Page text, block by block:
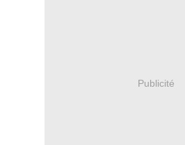
Publicité